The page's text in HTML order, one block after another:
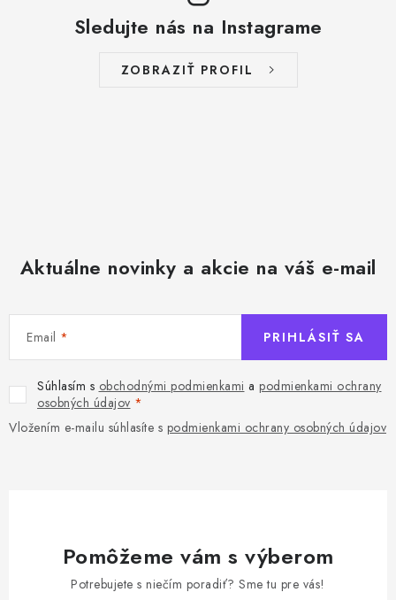
Sledujte nás na Instagrame
ZOBRAZIŤ PROFIL
Aktuálne novinky a akcie na váš e-mail
Email
Súhlasím s obchodnými podmienkami a podmienkami ochrany
osobných údajov
Vložením e-mailu súhlasíte s podmienkami ochrany osobných údajov
PRIHLÁSIŤ SA
Pomôžeme vám s výberom
Potrebujete s niečím poradiť? Sme tu pre vás!